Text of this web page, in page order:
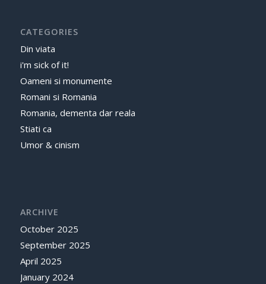
CATEGORIES
Din viata
i'm sick of it!
Oameni si monumente
Romani si Romania
Romania, dementa dar reala
Stiati ca
Umor & cinism
ARCHIVE
October 2025
September 2025
April 2025
January 2024